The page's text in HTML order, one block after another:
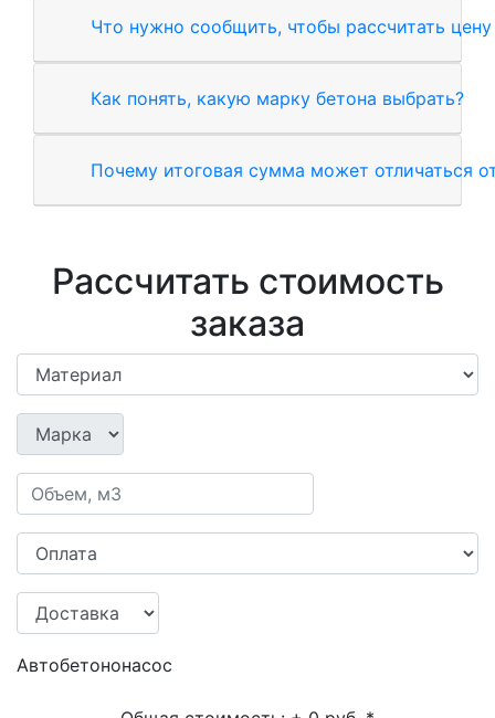
Что нужно сообщить, чтобы рассчитать
Как понять, какую марку бетона выбрать?
Почему итоговая сумма может отличаться
Рассчитать стоимость
заказа
Автобетононасос